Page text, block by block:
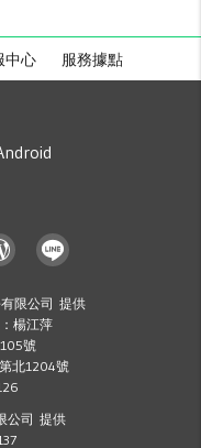
中心 服務據點
限公司 提供
楊江萍
號
北1204號
公司 提供